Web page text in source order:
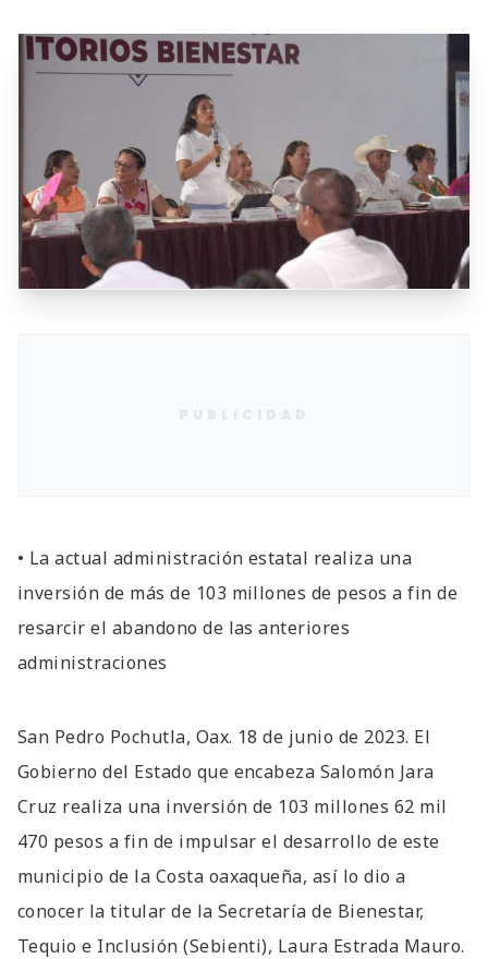
• La actual administración estatal realiza una
inversión de más de 103 millones de pesos a fin de
resarcir el abandono de las anteriores
administraciones
San Pedro Pochutla, Oax. 18 de junio de 2023. El
Gobierno del Estado que encabeza Salomón Jara
Cruz realiza una inversión de 103 millones 62 mil
470 pesos a fin de impulsar el desarrollo de este
municipio de la Costa oaxaqueña, así lo dio a
conocer la titular de la Secretaría de Bienestar,
Tequio e Inclusión (Sebienti), Laura Estrada Mauro.